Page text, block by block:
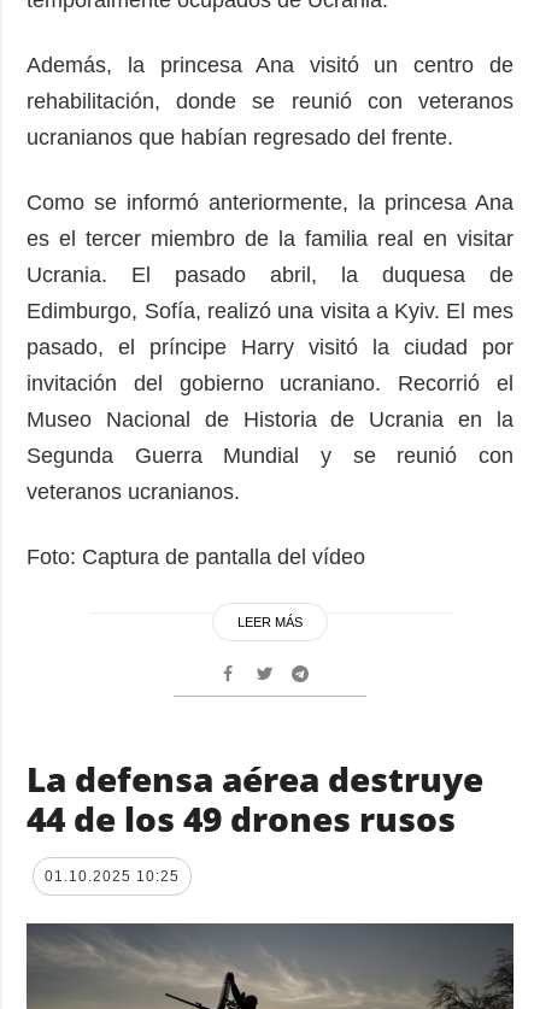
Además, la princesa Ana visitó un centro de
rehabilitación, donde se reunió con veteranos
ucranianos que habían regresado del frente.
Como se informó anteriormente, la princesa Ana
es el tercer miembro de la familia real en visitar
Ucrania. El pasado abril, la duquesa de
Edimburgo, Sofía, realizó una visita a Kyiv. El mes
pasado, el príncipe Harry visitó la ciudad por
invitación del gobierno ucraniano. Recorrió el
Museo Nacional de Historia de Ucrania en la
Segunda Guerra Mundial y se reunió con
veteranos ucranianos.
Foto: Captura de pantalla del vídeo
LEER MÁS
La defensa aérea destruye
44 de los 49 drones rusos
01.10.2025 10:25